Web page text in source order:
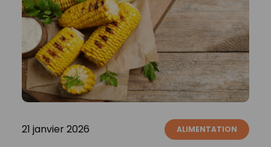
21 janvier 2026 ALIMENTATION